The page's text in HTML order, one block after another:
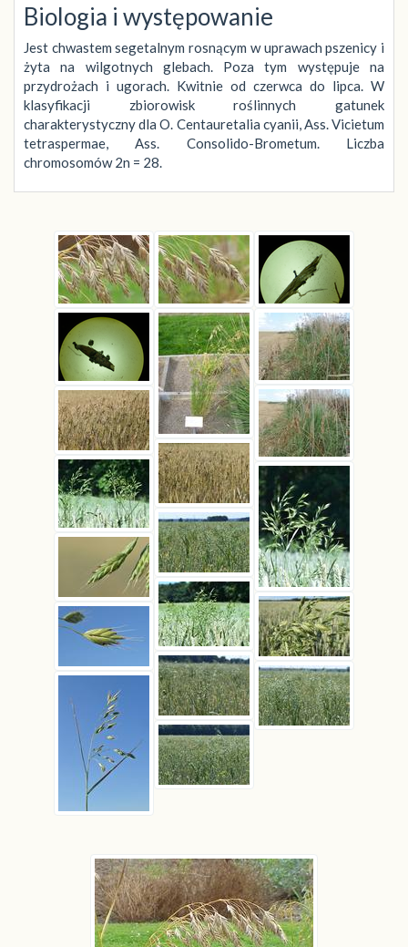
Biologia i występowanie
Jest chwastem segetalnym rosnącym w uprawach pszenicy i
żyta na wilgotnych glebach. Poza tym występuje na
przydrożach i ugorach. Kwitnie od czerwca do lipca. W
klasyfikacji zbiorowisk roślinnych gatunek
charakterystyczny dla O. Centauretalia cyanii, Ass. Vicietum
tetraspermae, Ass. Consolido-Brometum. Liczba
chromosomów 2n = 28.